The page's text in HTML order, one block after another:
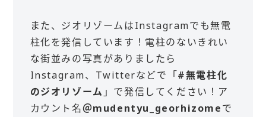
また、ジオリゾームはInstagramでも無電
柱化を発信しています！電柱のないきれい
な街並みの写真がありましたら
Instagram、Twitterなどで「#無電柱化
のジオリゾーム 」で発信してください！ア
カウント名＠mudentyu_georhizomeで